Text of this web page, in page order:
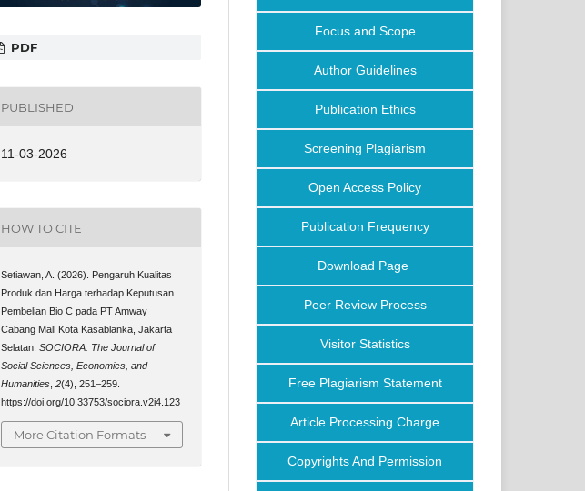
PDF
PUBLISHED
11-03-2026
HOW TO CITE
Setiawan, A. (2026). Pengaruh Kualitas
Produk dan Harga terhadap Keputusan
Pembelian Bio C pada PT Amway
Cabang Mall Kota Kasablanka, Jakarta
Selatan.SOCIORA: The Journal of
Social Sciences, Economics, and
Humanities ,2(4), 251–259.
https://doi.org/10.33753/sociora.v2i4.123
More Citation Formats
Focus and Scope
Author Guidelines
Publication Ethics
Screening Plagiarism
Open Access Policy
Publication Frequency
Download Page
Peer Review Process
Visitor Statistics
Free Plagiarism Statement
Article Processing Charge
Copyrights And Permission